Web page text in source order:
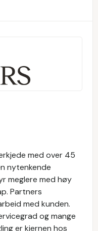
med over 45
nytenkende
meglere med høy
Partners
med kunden.
og mange
er kjernen hos